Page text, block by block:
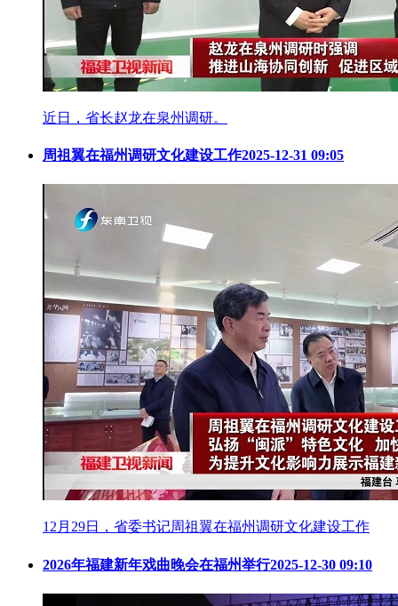
近日，省长赵龙在泉州调研。
周祖翼在福州调研文化建设工作2025-12-31 09:05
12月29日，省委书记周祖翼在福州调研文化建设工作
2026年福建新年戏曲晚会在福州举行2025-12-30 09:10